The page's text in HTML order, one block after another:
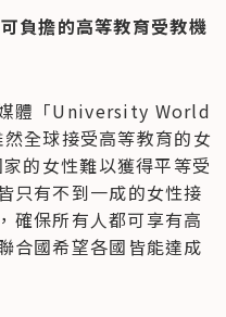
負擔的高等教育受教機
體「University World
全球接受高等教育的女
的女性難以獲得平等受
只有不到一成的女性接
確保所有人都可享有高
合國希望各國皆能達成